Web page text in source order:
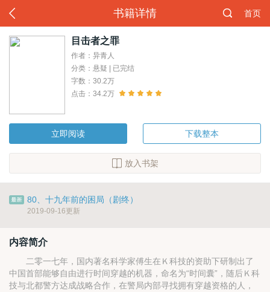
书籍详情 首页
目击者之罪
作者：异青人
分类：悬疑 | 已完结
字数：30.2万
点击：34.2万
立即阅读 下载整本
放入书架
80、十九年前的困局（剧终）
2019-09-16更新
内容简介
二零一七年，国内著名科学家傅生在Ｋ科技的资助下研制出了
中国首部能够自由进行时间穿越的机器，命名为“时间囊”，随后Ｋ科
技与北都警方达成战略合作，在警局内部寻找拥有穿越资格的人，